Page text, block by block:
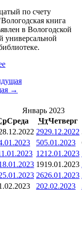
по счету
книга
в Вологодской
универсальной
→
Январь 2023
Среда ЧтЧетверг
2929.12.2022
505.01.2023
1212.01.2023
1919.01.2023
2626.01.2023
202.02.2023